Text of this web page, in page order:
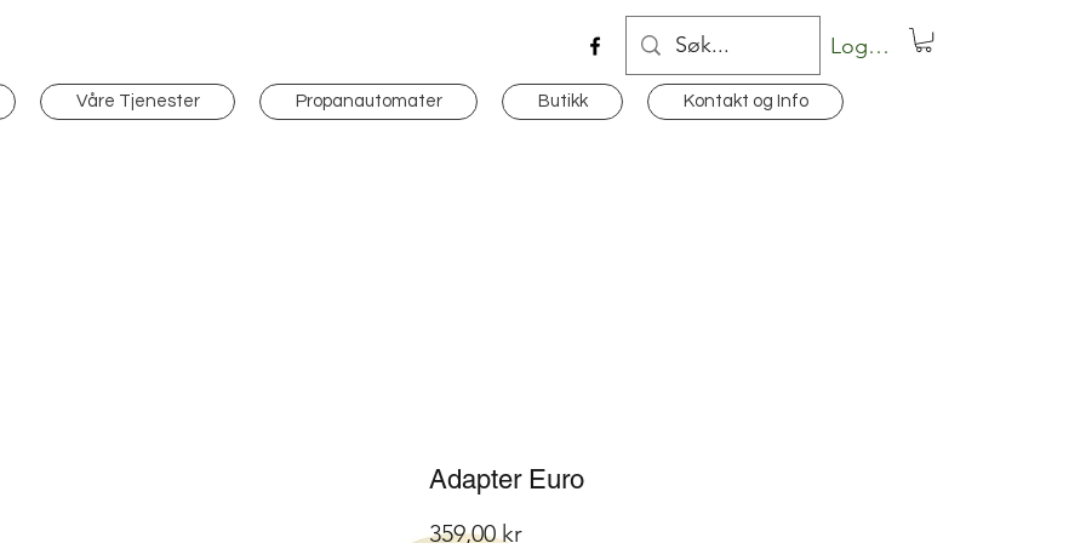
Logg inn
Våre Tjenester Propanautomater Butikk Kontakt og Info
Adapter Euro
359,00 krPris